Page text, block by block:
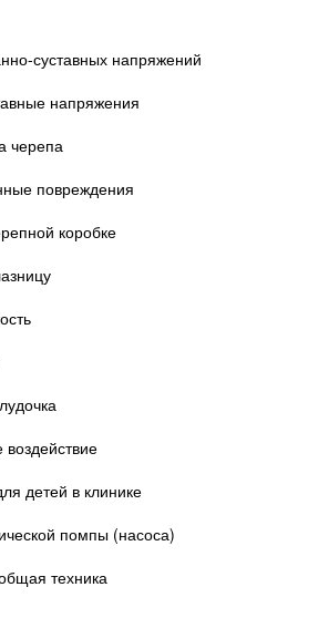
суставных напряжений
напряжения
черепа
повреждения
коробке
детей в клинике
помпы (насоса)
техника